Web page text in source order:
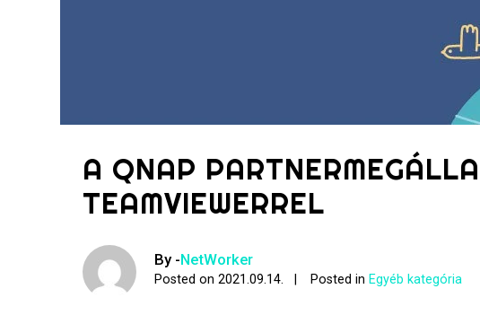
A QNAP
TEAMVIEWERREL
By -NetWorker
Posted on2021.09.14. Posted in Egyéb kategória